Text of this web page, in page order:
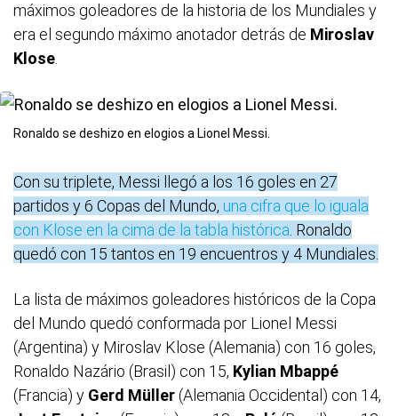
máximos goleadores de la historia de los Mundiales y
era el segundo máximo anotador detrás de Miroslav
Klose
Ronaldo se deshizo en elogios a Lionel Messi.
Con su triplete, Messi llegó a los 16 goles en 27
partidos y 6 Copas del Mundo, una cifra que lo iguala
con Klose en la cima de la tabla histórica . Ronaldo
quedó con 15 tantos en 19 encuentros y 4 Mundiales.
La lista de máximos goleadores históricos de la Copa
del Mundo quedó conformada por Lionel Messi
(Argentina) y Miroslav Klose (Alemania) con 16 goles,
Ronaldo Nazário (Brasil) con 15, Kylian Mbappé
(Francia) y Gerd Müller (Alemania Occidental) con 14,